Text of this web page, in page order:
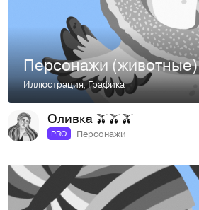
Персонажи (животные)
Иллюстрация,Графика
Оливка 🫒🫒🫒
PRO Персонажи